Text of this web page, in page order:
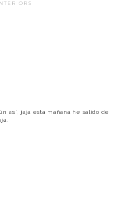
así, jaja esta mañana he salido de